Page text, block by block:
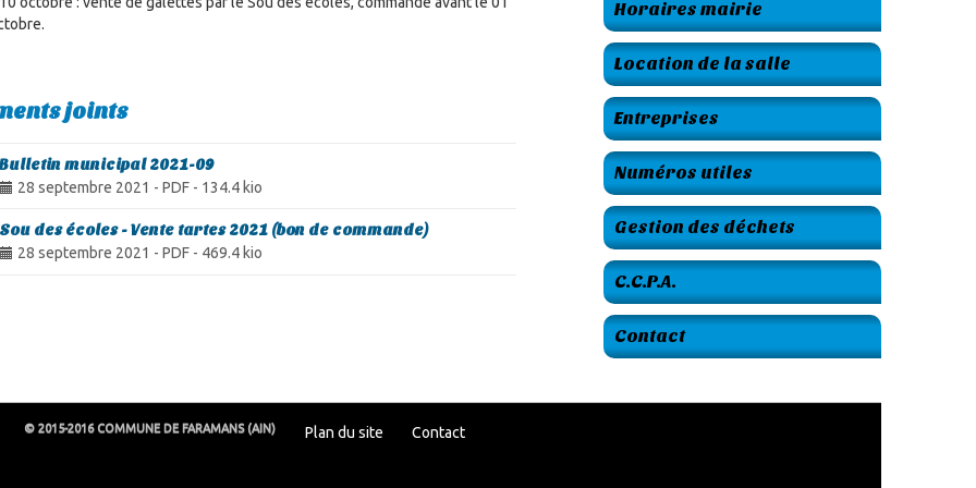
joints
Bulletin municipal 2021-09
28 septembre 2021 - PDF - 134.4 kio
Sou des écoles - Vente tartes 2021 (bon de commande)
28 septembre 2021 - PDF - 469.4 kio
Horaires mairie
Location de la salle
Entreprises
Numéros utiles
Gestion des déchets
C.C.P.A.
Contact
© 2015-2016 COMMUNE DE FARAMANS (AIN) Plan du site Contact